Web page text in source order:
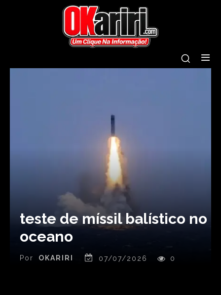
teste de míssil balístico no
oceano
Por OKARIRI 07/07/2026 0